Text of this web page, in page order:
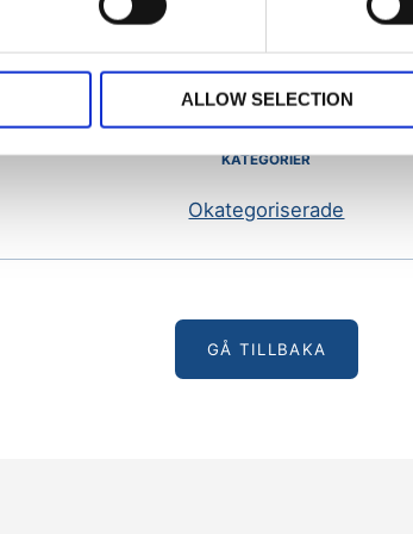
ALLOW SELECTION
KATEGORIER
Okategoriserade
GÅ TILLBAKA